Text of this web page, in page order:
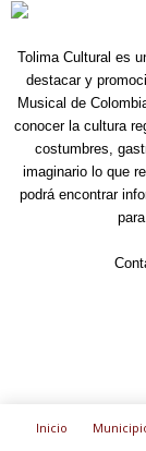
Tolima Cultural es
destacar y
Musical de
conocer la cultura
costumbres,
imaginario lo que
podrá encontrar
Inicio